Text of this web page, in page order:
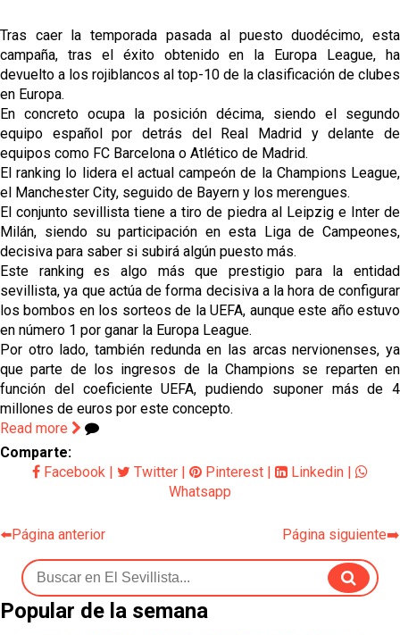
Opinión | "Carta abierta a Alberto Flores" por Rafa
García
El Sevilla oficializa el traspaso de Sow
Miguel Sierra: La temporada pasada se vio
reflejado que podemos tirar para delante y
trabajamos con ilusión
Diomande ya es madridista mientras Rodri agita el
mercado
Tras caer la temporada pasada al puesto duodécimo, esta
campaña, tras el éxito obtenido en la Europa League, ha
devuelto a los rojiblancos al top-10 de la clasificación de clubes
en Europa.
En concreto ocupa la posición décima, siendo el segundo
equipo español por detrás del Real Madrid y delante de
equipos como FC Barcelona o Atlético de Madrid.
El ranking lo lidera el actual campeón de la Champions League,
el Manchester City, seguido de Bayern y los merengues.
El conjunto sevillista tiene a tiro de piedra al Leipzig e Inter de
Milán, siendo su participación en esta Liga de Campeones,
decisiva para saber si subirá algún puesto más.
Este ranking es algo más que prestigio para la entidad
sevillista, ya que actúa de forma decisiva a la hora de configurar
los bombos en los sorteos de la UEFA, aunque este año estuvo
en número 1 por ganar la Europa League.
Por otro lado, también redunda en las arcas nervionenses, ya
que parte de los ingresos de la Champions se reparten en
función del coeficiente UEFA, pudiendo suponer más de 4
millones de euros por este concepto.
Read more
Comparte:
Facebook
Twitter Pinterest Linkedin
Whatsapp
⬅️Página anterior Página siguiente➡️
Popular de la semana